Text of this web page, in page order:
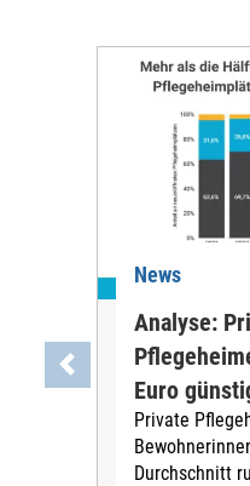
News
Analyse:
Euro
Private
Durchschnitt